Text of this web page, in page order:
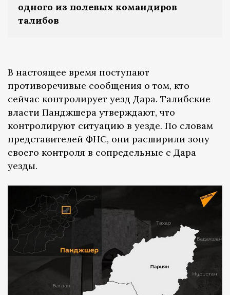
одного из полевых командиров
талибов
В настоящее время поступают
противоречивые сообщения о том, кто
сейчас контролирует уезд Дара. Талибские
власти Панджшера утверждают, что
контролируют ситуацию в уезде. По словам
представителей ФНС, они расширили зону
своего контроля в сопредельные с Дара
уезды.